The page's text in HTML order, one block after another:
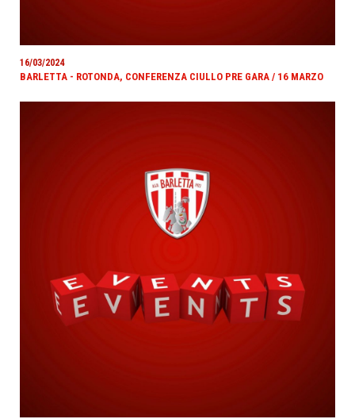
16/03/2024
BARLETTA - ROTONDA, CONFERENZA CIULLO PRE GARA / 16 MARZO